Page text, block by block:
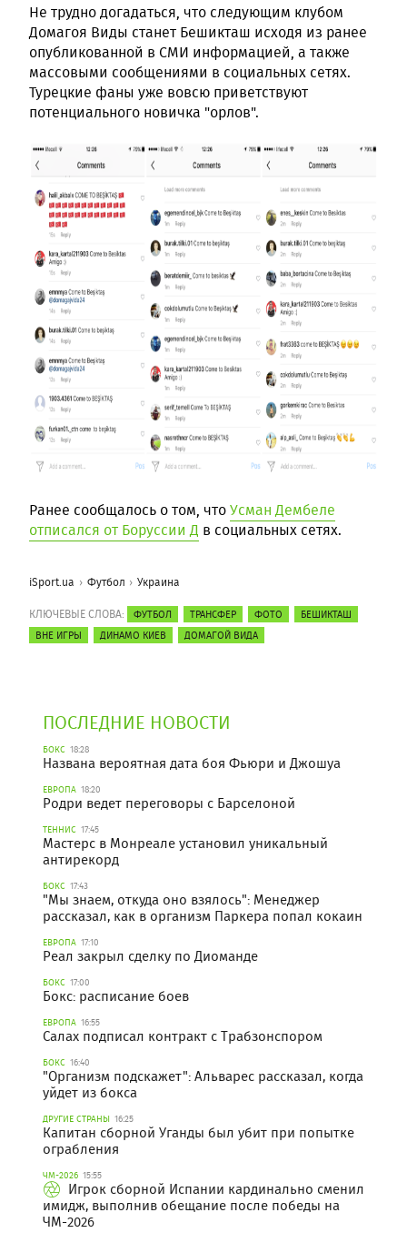
Не трудно догадаться, что следующим клубом
Домагоя Виды станет Бешикташ исходя из ранее
опубликованной в СМИ информацией, а также
массовыми сообщениями в социальных сетях.
Турецкие фаны уже вовсю приветствуют
потенциального новичка "орлов".
Ранее сообщалось о том, чтоУсман Дембеле
отписался от Боруссии Д в социальных сетях.
iSport.ua Футбол Украина
КЛЮЧЕВЫЕ СЛОВА: ФУТБОЛ ТРАНСФЕР ФОТО
БЕШИКТАШ
ВНЕ ИГРЫ
ДИНАМО КИЕВ ДОМАГОЙ ВИДА
ПОСЛЕДНИЕ НОВОСТИ
БОКС 18:28
Названа вероятная дата боя Фьюри и Джошуа
ЕВРОПА 18:20
Родри ведет переговоры с Барселоной
ТЕННИС 17:45
Мастерс в Монреале установил уникальный
антирекорд
БОКС 17:43
"Мы знаем, откуда оно взялось": Менеджер
рассказал, как в организм Паркера попал кокаин
ЕВРОПА 17:10
Реал закрыл сделку по Диоманде
БОКС 17:00
Бокс: расписание боев
ЕВРОПА 16:55
Салах подписал контракт с Трабзонспором
БОКС 16:40
"Организм подскажет": Альварес рассказал, когда
уйдет из бокса
ДРУГИЕ СТРАНЫ 16:25
Капитан сборной Уганды был убит при попытке
ограбления
ЧМ-2026 15:55
Игрок сборной Испании кардинально сменил
имидж, выполнив обещание после победы на
ЧМ-2026